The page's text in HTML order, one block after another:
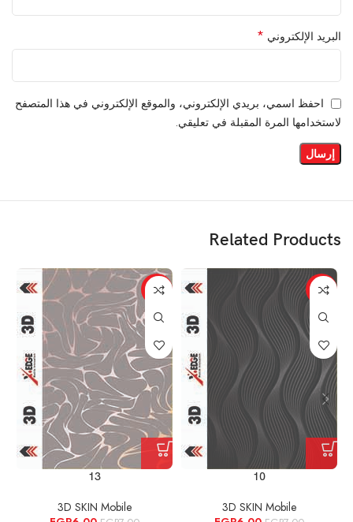
البريد الإلكتروني *
احفظ اسمي، بريدي الإلكتروني، والموقع الإلكتروني في هذا المتصفح
لاستخدامها المرة المقبلة في تعليقي.
Related Products
-14%
10
3D SKIN Mobile
-14%
13
3D SKIN Mobile